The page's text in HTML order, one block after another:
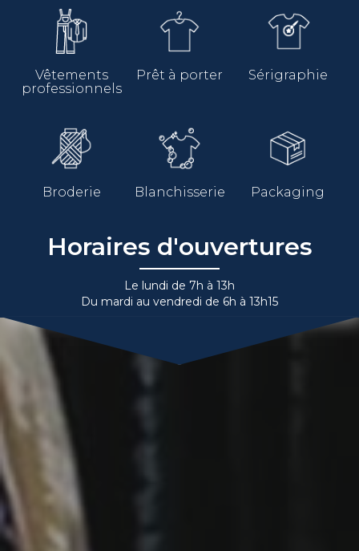
Vêtements
professionnels
Prêt à porter Sérigraphie
Broderie Blanchisserie Packaging
Horaires d'ouvertures
Le lundi de 7h à 13h
Du mardi au vendredi de 6h à 13h15